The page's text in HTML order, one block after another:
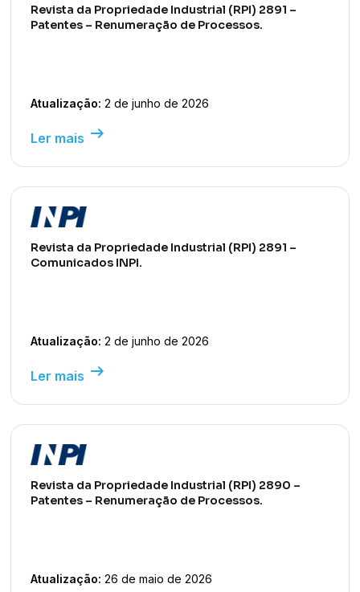
Revista da Propriedade Industrial (RPI) 2891 –
Patentes – Renumeração de Processos.
Atualização: 2 de junho de 2026
Ler mais arrow_right_alt
Revista da Propriedade Industrial (RPI) 2891 –
Comunicados INPI.
Atualização: 2 de junho de 2026
Ler mais arrow_right_alt
Revista da Propriedade Industrial (RPI) 2890 –
Patentes – Renumeração de Processos.
Atualização: 26 de maio de 2026